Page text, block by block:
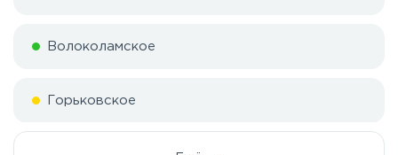
Волоколамское
Горьковское